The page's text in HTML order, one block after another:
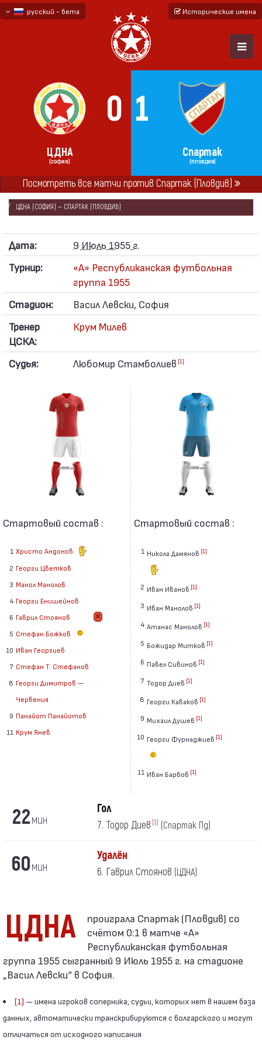
русский - бета
Исторические имена
0 1
ЦДНА
(СОФИЯ)
Спартак
(ПЛОВДИВ)
Посмотреть все матчи против Спартак (Пловдив)
ГЛАВНАЯ СЕЗОНЫ
1955
«А» РЕСПУБЛИКАНСКАЯ ФУТБОЛЬНАЯ ГРУППА 1955
ЦДНА (СОФИЯ) — СПАРТАК (ПЛОВДИВ)
Дата:
9 Июль 1955 г.
Турнир:
«А» Республиканская футбольная
группа 1955
Стадион:
Васил Левски, София
Тренер
ЦСКА:
Крум Милев
Судья: Любомир Стамболиев [1]
Стартовый состав :
1 Христо Андонов
2 Георги Цветков
3 Манол Манолов
4 Георги Енишейнов
6 Гаврил Стоянов
5 Стефан Божков
10 Иван Георгиев
7 Стефан Т. Стефанов
8 Георги Димитров —
Червения
9 Панайот Панайотов
11 Крум Янев
Стартовый состав :
1 Никола Дамянов [1]
2 Иван Иванов [1]
3 Иван Манолов [1]
4 Атанас Манолов [1]
5 Божидар Митков [1]
6 Павел Сивинов [1]
7 Тодор Диев [1]
8 Георги Каваков [1]
9 Михаил Душев [1]
10 Георги Фурнаджиев [1]
11 Иван Барбов [1]
22мин
Гол
7. Тодор Диев [1] (Спартак Пд)
60мин
Удалён
6. Гаврил Стоянов (ЦДНА)
ЦДНА
счётом 0:1 в матче «А»
Республиканская футбольная
группа 1955 сыгранный 9 Июль 1955 г. на стадионе
„Васил Левски“ в София.
[1] — имена игроков соперника, судьи, которых нет в нашем база
данных, автоматически транскрибируются с болгарского и могут
отличаться от исходного написания